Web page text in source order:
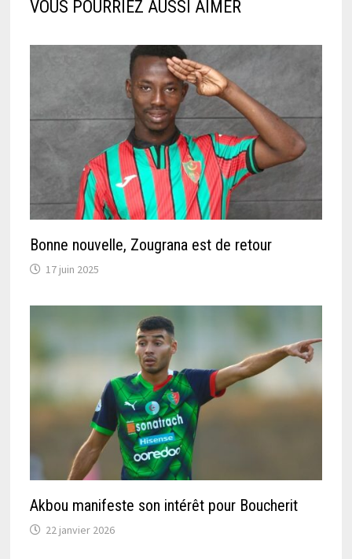
VOUS POURRIEZ AUSSI AIMER
Bonne nouvelle, Zougrana est de retour
17 juin 2025
Akbou manifeste son intérêt pour Boucherit
22 janvier 2026